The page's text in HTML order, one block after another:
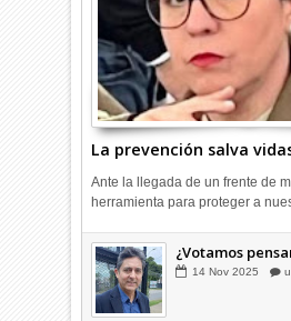
La prevención salva
Ante la llegada de un frente de
herramienta para proteger a
¿Cómo
divide a los
¿Votamos
14 Nov 2025